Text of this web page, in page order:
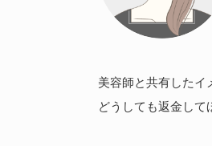
美容師と共有したイ
どうしても返金して